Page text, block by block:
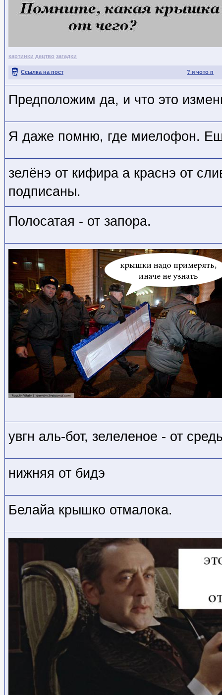
картинки децтво загадки
? я чото п
Ссылка на пост
Предположим да, и что это
Я даже помню, где миелофон.
зелёнэ от кифира а краснэ от
подписаны.
Полосатая - от запора.
увгн аль-бот, зелеленое - от
нижняя от бидэ
Белайа крышко отмалока.